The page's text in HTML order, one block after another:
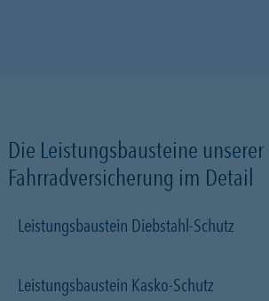
Die Leistungsbausteine unserer
Fahrradversicherung im Detail
Leistungsbaustein Diebstahl-Schutz
Leistungsbaustein Kasko-Schutz